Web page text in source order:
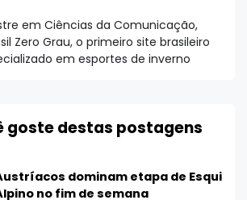
em Ciências da Comunicação,
Zero Grau, o primeiro site brasileiro
em esportes de inverno
goste destas postagens
dominam etapa de Esqui
no fim de semana